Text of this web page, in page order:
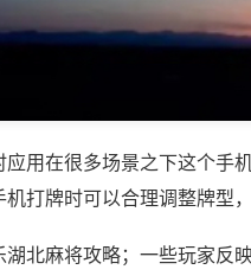
应用在很多场景之下这个手
机打牌时可以合理调整牌型
湖北麻将攻略；一些玩家反